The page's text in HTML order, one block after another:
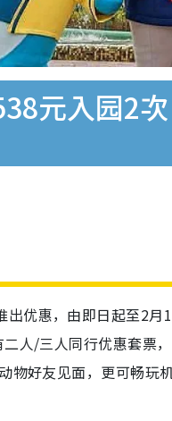
元入园2
出优惠，由即日起至2
人/三人同行优惠套票
物好友见面，更可畅玩